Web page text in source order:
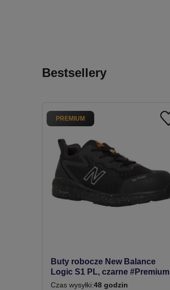
Bestsellery
Buty robocze New Balance
Logic S1 PL, czarne #Premium
Czas wysyłki:48 godzin
PREMIUM